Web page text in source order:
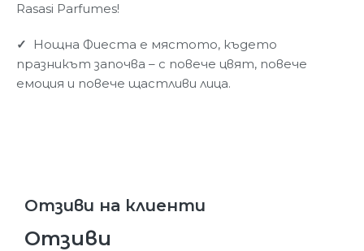
Rasasi Parfumes!
✓
Нощна Фиеста е мястото, където
празникът започва – с повече цвят, повече
емоция и повече щастливи лица.
Отзиви на клиенти
Отзиви